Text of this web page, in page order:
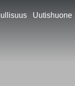
Uutishuone